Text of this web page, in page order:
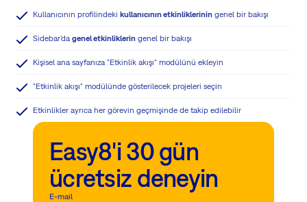
Kullanıcının profilindeki kullanıcının etkinliklerinin genel bir bakışı
Sidebar'da genel etkinliklerin genel bir bakışı
Kişisel ana sayfanıza "Etkinlik akışı" modülünü ekleyin
"Etkinlik akışı" modülünde gösterilecek projeleri seçin
Etkinlikler ayrıca her görevin geçmişinde de takip edilebilir
Easy8'i 30 gün
ücretsiz deneyin
E-mail